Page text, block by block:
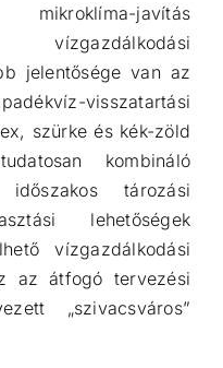
javítás
vízgazdálkodási
jelentősége van az
visszatartási
szürke és kék-zöld
kombináló
tározási
lehetőségek
vízgazdálkodási
az átfogó tervezési
„szivacsváros”